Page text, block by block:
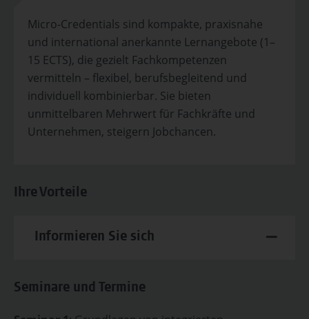
Micro-Credentials sind kompakte, praxisnahe
und international anerkannte Lernangebote (1–
15 ECTS), die gezielt Fachkompetenzen
vermitteln – flexibel, berufsbegleitend und
individuell kombinierbar. Sie bieten
unmittelbaren Mehrwert für Fachkräfte und
Unternehmen, steigern Jobchancen.
Ihre Vorteile
Informieren Sie sich
Seminare und Termine